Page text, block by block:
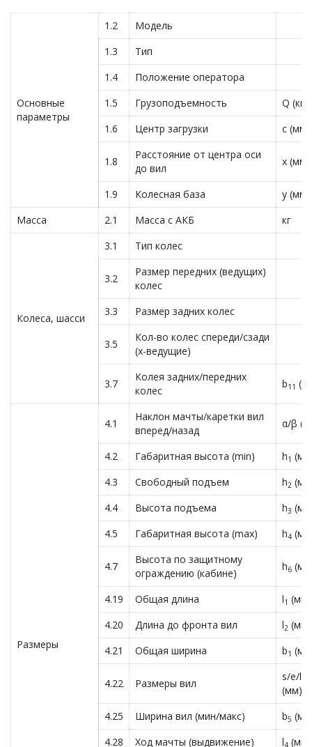
Основные
параметры
1.2
Модель
1.3
Тип
1.4
Положение оператора
1.5
Грузоподъемность
Q (кг)
1.6
Центр загрузки c (мм)
1.8
Расстояние от центра оси
до вил
x (мм)
1.9 Колесная база
y (мм)
Масса
2.1 Масса с АКБ кг
Колеса, шасси
3.1 Тип колес
3.2
Размер передних (ведущих)
колес
3.3
Размер задних колес
3.5
Кол-во колес спереди/сзади
(х-ведущие)
3.7
Колея задних/передних
колес
b11
Размеры
4.1
Наклон мачты/каретки вил
вперед/назад
α/β (º)
4.2 Габаритная высота (min) h1
4.3
Свободный подъем h2
4.4
Высота подъема h3
4.5
Габаритная высота (max) h4
4.7
Высота по защитному
ограждению (кабине)
h6
4.19 Общая длина l1 (мм)
4.20
Длина до фронта вил l2 (мм)
4.21
Общая ширина b1
4.22 Размеры вил
s/e/l
(мм)
4.25
Ширина вил (мин/макс) b5
4.28
Ход мачты (выдвижение) l4 (мм)